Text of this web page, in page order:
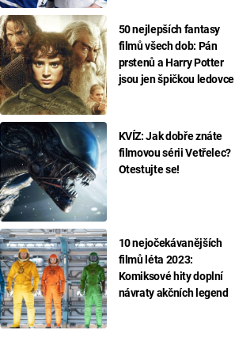
50 nejlepších fantasy
filmů všech dob: Pán
prstenů a Harry Potter
jsou jen špičkou ledovce
KVÍZ: Jak dobře znáte
filmovou sérii Vetřelec?
Otestujte se!
10 nejočekávanějších
filmů léta 2023:
Komiksové hity doplní
návraty akčních legend